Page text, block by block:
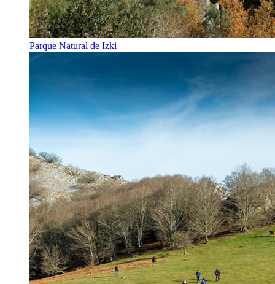
Parque Natural de Izki